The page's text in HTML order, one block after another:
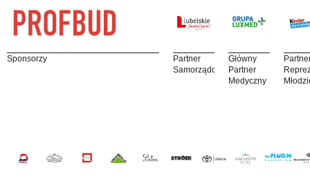
Sponsorzy
Partner
Samorządowy
Główny
Partner
Medyczny